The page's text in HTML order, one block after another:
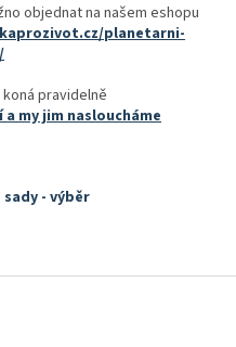
objednat na našem eshopu
planetarni-
pravidelně
my jim nasloucháme
- výběr